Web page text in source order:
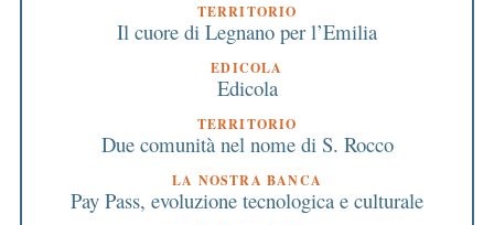
TERRITORIO
Il cuore di Legnano per l’Emilia
EDICOLA
Edicola
TERRITORIO
Due comunità nel nome di S. Rocco
LA NOSTRA BANCA
Pay Pass, evoluzione tecnologica e culturale